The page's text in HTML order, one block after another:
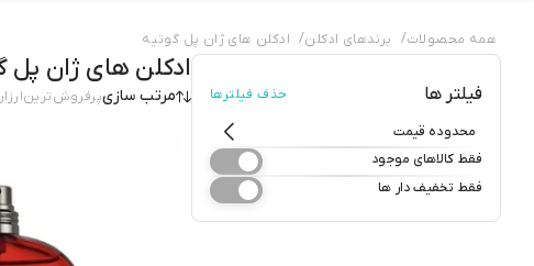
همه محصولات/ برندهای ادکلن/ ادکلن های ژان پل گوتیه
فیلتر ها حذف فیلترها
محدوده قیمت
فقط کالاهای موجود
فقط تخفیف دار ها
ادکلن های ژان پل
مرتب سازیپرفروش‌ترین